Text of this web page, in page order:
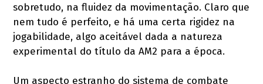
sobretudo, na fluidez da movimentação. Claro que
nem tudo é perfeito, e há uma certa rigidez na
jogabilidade, algo aceitável dada a natureza
experimental do título da AM2 para a época.
Um aspecto estranho do sistema de combate